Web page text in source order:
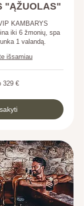
"ĄŽUOLAS"
KAMBARYS
iki 6 žmonių, spa
1 valandą.
išsamiau
329 €